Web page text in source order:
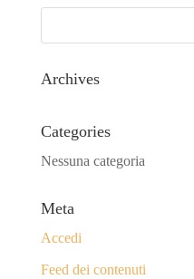
Archives
Categories
Nessuna categoria
Meta
Accedi
Feed dei contenuti